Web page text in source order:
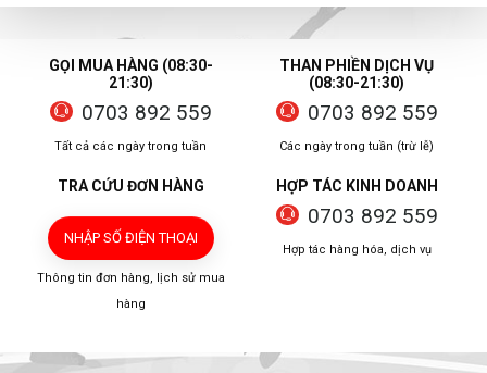
GỌI MUA HÀNG (08:30-
21:30)
0703 892 559
Tất cả các ngày trong tuần
THAN PHIỀN DỊCH VỤ
(08:30-21:30)
0703 892 559
Các ngày trong tuần (trừ lễ)
TRA CỨU ĐƠN HÀNG
NHẬP SỐ ĐIỆN THOẠI
Thông tin đơn hàng, lịch sử mua
hàng
HỢP TÁC KINH DOANH
0703 892 559
Hợp tác hàng hóa, dịch vụ